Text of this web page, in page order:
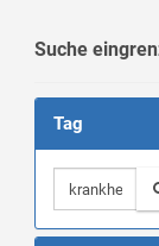
Suche
Tag